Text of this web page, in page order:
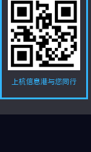
上杭信息港与您同行